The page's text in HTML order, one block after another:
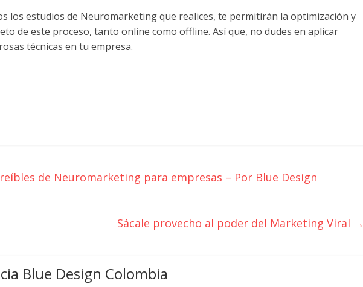
los estudios de Neuromarketing que realices, te permitirán la optimización y
de este proceso, tanto online como offline. Así que, no dudes en aplicar
técnicas en tu empresa.
de Neuromarketing para empresas – Por Blue Design
Sácale provecho al poder del Marketing Viral →
Blue Design Colombia